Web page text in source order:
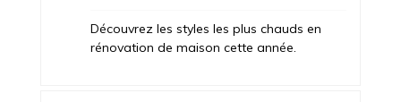
Découvrez les styles les plus chauds en
rénovation de maison cette année.